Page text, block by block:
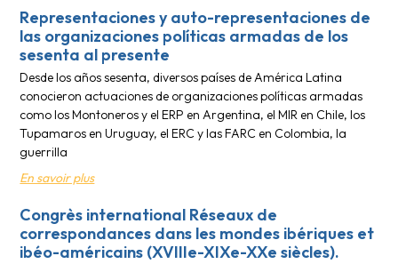
Representaciones y auto-representaciones de
las organizaciones políticas armadas de los
sesenta al presente
Desde los años sesenta, diversos países de América Latina
conocieron actuaciones de organizaciones políticas armadas
como los Montoneros y el ERP en Argentina, el MIR en Chile, los
Tupamaros en Uruguay, el ERC y las FARC en Colombia, la
guerrilla
En savoir plus
Congrès international Réseaux de
correspondances dans les mondes ibériques et
ibéo-américains (XVIIIe-XIXe-XXe siècles).